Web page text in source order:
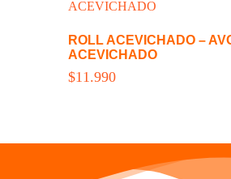
ROLL ACEVICHADO –
ACEVICHADO
$11.990